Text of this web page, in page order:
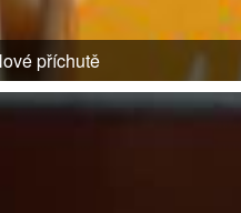
příchutě